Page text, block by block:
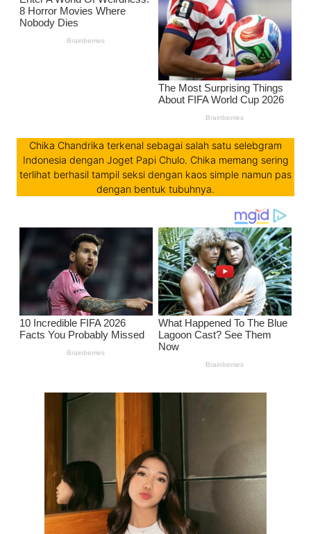
Chika Chandrika terkenal sebagai salah satu selebgram
Indonesia dengan Joget Papi Chulo. Chika memang sering
terlihat berhasil tampil seksi dengan kaos simple namun pas
dengan bentuk tubuhnya.